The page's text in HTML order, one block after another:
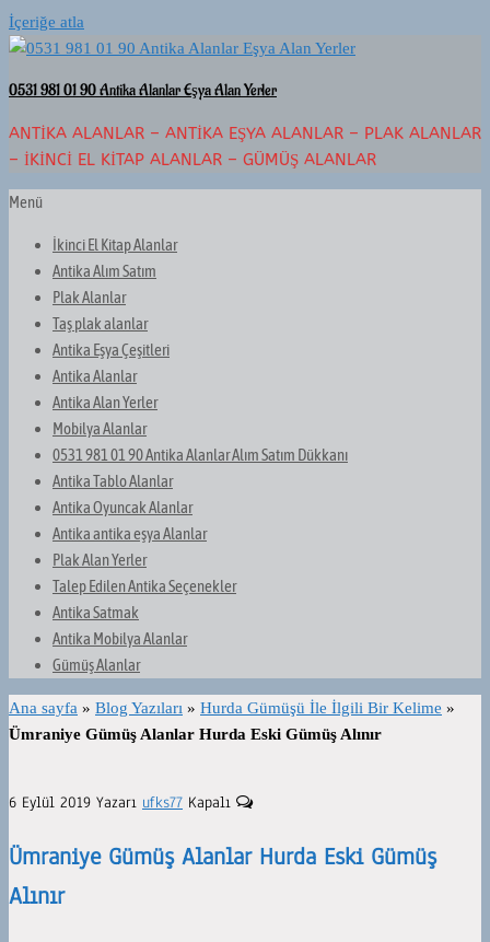
İçeriğe atla
0531 981 01 90 Antika Alanlar Eşya Alan Yerler
ANTIKA ALANLAR – ANTIKA EŞYA ALANLAR – PLAK ALANLAR
– İKINCI EL KITAP ALANLAR – GÜMÜŞ ALANLAR
Menü
İkinci El Kitap Alanlar
Antika Alım Satım
Plak Alanlar
Taş plak alanlar
Antika Eşya Çeşitleri
Antika Alanlar
Antika Alan Yerler
Mobilya Alanlar
0531 981 01 90 Antika Alanlar Alım Satım Dükkanı
Antika Tablo Alanlar
Antika Oyuncak Alanlar
Antika antika eşya Alanlar
Plak Alan Yerler
Talep Edilen Antika Seçenekler
Antika Satmak
Antika Mobilya Alanlar
Gümüş Alanlar
Ana sayfa » Blog Yazıları » Hurda Gümüşü İle İlgili Bir Kelime »
Ümraniye Gümüş Alanlar Hurda Eski Gümüş Alınır
6 Eylül 2019 Yazarı ufks77 Kapalı
Ümraniye Gümüş Alanlar Hurda Eski Gümüş
Alınır